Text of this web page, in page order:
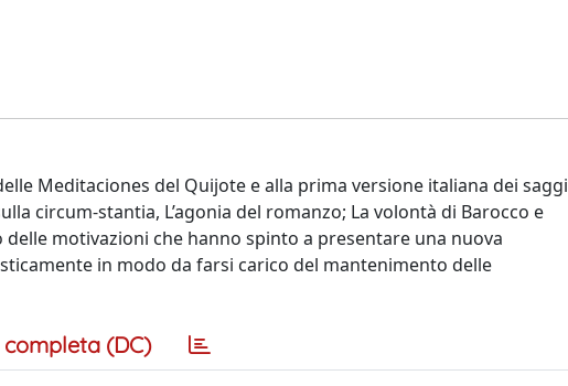
Meditaciones del Quijote e alla prima versione italiana dei saggi
circum-stantia, L’agonia del romanzo; La volontà di Barocco e
motivazioni che hanno spinto a presentare una nuova
in modo da farsi carico del mantenimento delle
completa (DC)